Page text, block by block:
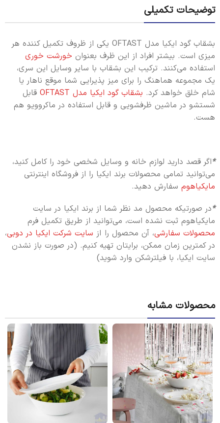
توضیحات تکمیلی
بشقاب گود ایکیا مدل OFTAST یکی از ظروف تکمیل کننده هر
میزی است. بیشتر افراد از این ظرف بعنوان خورشت خوری
استفاده می‌کنند. ترکیب این بشقاب با سایر وسایل این سری،
یک مجموعه هماهنگ را برای میز پذیرایی شما موقع ناهار یا
شام خلق خواهد کرد. بشقاب گود ایکیا مدل OFTAST
قابل
شستشو در ماشین ظرفشویی و قابل استفاده در ماکروویو هم
هست.
*اگر قصد دارید لوازم خانه و وسایل شخصی خود را کامل کنید،
می‌توانید تمامی محصولات برند ایکیا را از فروشگاه اینترنتی
مایکیاهوم سفارش دهید.
*در صورتیکه محصول مد نظر شما از برند ایکیا در سایت
مایکیاهوم ثبت نشده است، می‌توانید از طریق تکمیل فرم
محصولات سفارشی، آن محصول را از سایت شرکت ایکیا در دوبی،
در کمترین زمان ممکن، برایتان تهیه کنیم. (در صورت باز نشدن
سایت ایکیا، با فیلترشکن وارد شوید)
محصولات مشابه